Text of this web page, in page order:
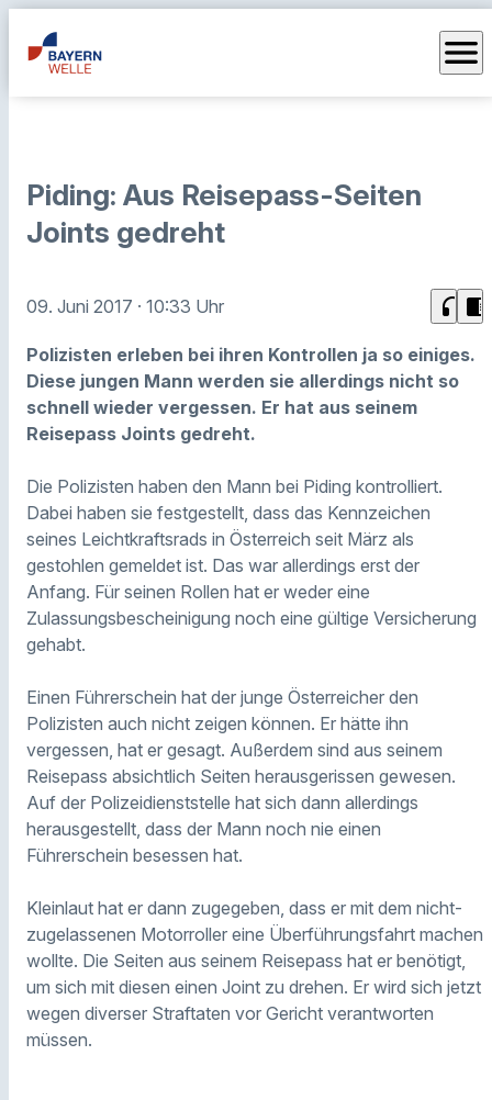
menu
Piding: Aus Reisepass-Seiten
Joints gedreht
09. Juni 2017 · 10:33 Uhr headphones chrome_reader_mode
Polizisten erleben bei ihren Kontrollen ja so einiges.
Diese jungen Mann werden sie allerdings nicht so
schnell wieder vergessen. Er hat aus seinem
Reisepass Joints gedreht.
Die Polizisten haben den Mann bei Piding kontrolliert.
Dabei haben sie festgestellt, dass das Kennzeichen
seines Leichtkraftsrads in Österreich seit März als
gestohlen gemeldet ist. Das war allerdings erst der
Anfang. Für seinen Rollen hat er weder eine
Zulassungsbescheinigung noch eine gültige Versicherung
gehabt.
Einen Führerschein hat der junge Österreicher den
Polizisten auch nicht zeigen können. Er hätte ihn
vergessen, hat er gesagt. Außerdem sind aus seinem
Reisepass absichtlich Seiten herausgerissen gewesen.
Auf der Polizeidienststelle hat sich dann allerdings
herausgestellt, dass der Mann noch nie einen
Führerschein besessen hat.
Kleinlaut hat er dann zugegeben, dass er mit dem nicht-
zugelassenen Motorroller eine Überführungsfahrt machen
wollte. Die Seiten aus seinem Reisepass hat er benötigt,
um sich mit diesen einen Joint zu drehen. Er wird sich jetzt
wegen diverser Straftaten vor Gericht verantworten
müssen.